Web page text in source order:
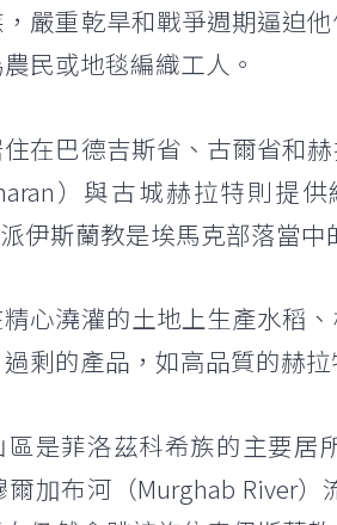
嚴重乾旱和戰爭週期逼迫
民或地毯編織工人。
在巴德吉斯省、古爾省和
）與古城赫拉特則提
派伊斯蘭教是埃馬克部落當中
心澆灌的土地上生產水稻
剩的產品，如高品質的赫
區是菲洛茲科希族的主要
爾加布河（Murghab River